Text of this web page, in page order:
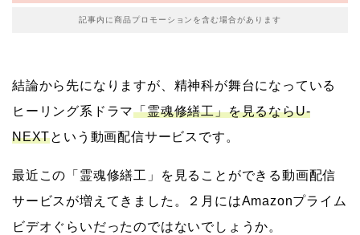
記事内に商品プロモーションを含む場合があります
結論から先になりますが、精神科が舞台になっている
ヒーリング系ドラマ「霊魂修繕工」を見るならU-
NEXTという動画配信サービスです。
最近この「霊魂修繕工」を見ることができる動画配信
サービスが増えてきました。２月にはAmazonプライム
ビデオぐらいだったのではないでしょうか。